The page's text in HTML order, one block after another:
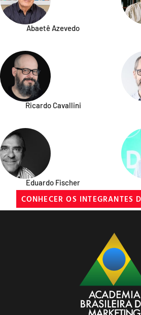
Abaetê Azevedo
Ricardo Cavallini
Eduardo Fischer
CONHECER OS INTEGRANTES